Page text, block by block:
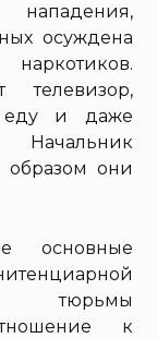
осуждена
телевизор,
еду и даже
образом они
основные
тюрьмы
к